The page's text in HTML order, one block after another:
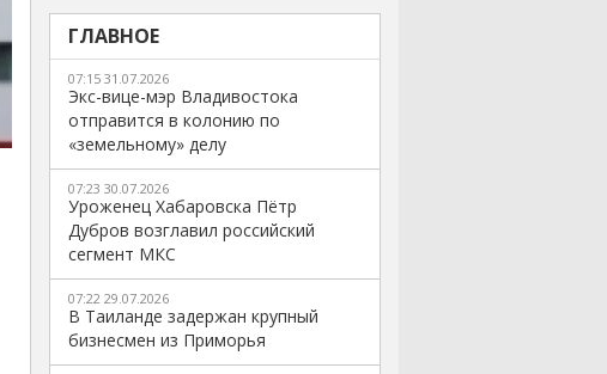
ГЛАВНОЕ
07:15 31.07.2026
Экс-вице-мэр Владивостока
отправится в колонию по
«земельному» делу
07:23 30.07.2026
Уроженец Хабаровска Пётр
Дубров возглавил российский
сегмент МКС
07:22 29.07.2026
В Таиланде задержан крупный
бизнесмен из Приморья